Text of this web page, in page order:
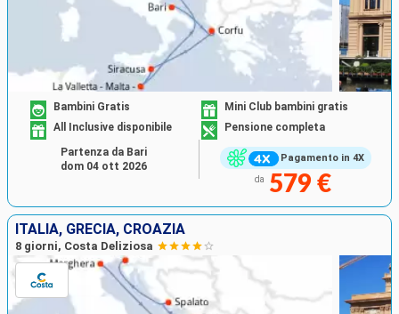
Pagamento in 4X
Bambini Gratis
Mini Club bambini gratis
All Inclusive disponibile
Pensione completa
da 579 €
Partenza da Bari
dom 04 ott 2026
ITALIA, GRECIA, CROAZIA
8 giorni, Costa Deliziosa